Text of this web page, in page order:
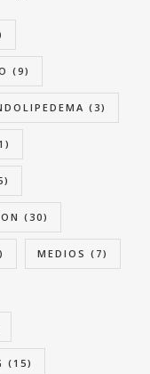
(9)
(3)
(30)
MEDIOS (7)
(15)